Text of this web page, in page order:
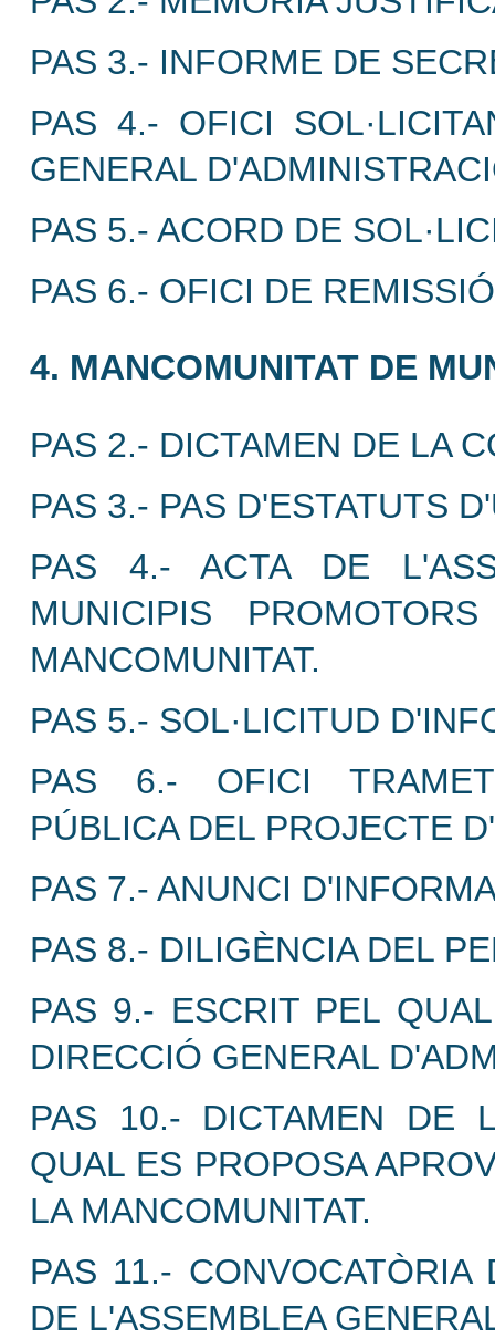
PAS 3.- INFORME DE
PAS 4.- OFICI
GENERAL
PAS 5.- ACORD DE
PAS 6.- OFICI DE
4. MANCOMUNITAT DE
PAS 2.- DICTAMEN DE LA
PAS 3.- PAS D'ESTATUTS
PAS 4.- ACTA DE
MUNICIPIS
MANCOMUNITAT.
PAS 5.- SOL·LICITUD
PAS 6.- OFICI
PÚBLICA DEL PROJECTE
PAS 7.- ANUNCI
PAS 8.- DILIGÈNCIA DEL
PAS 9.- ESCRIT PEL
DIRECCIÓ GENERAL
PAS 10.- DICTAMEN DE
QUAL ES PROPOSA
LA MANCOMUNITAT.
PAS 11.-
DE L'ASSEMBLEA